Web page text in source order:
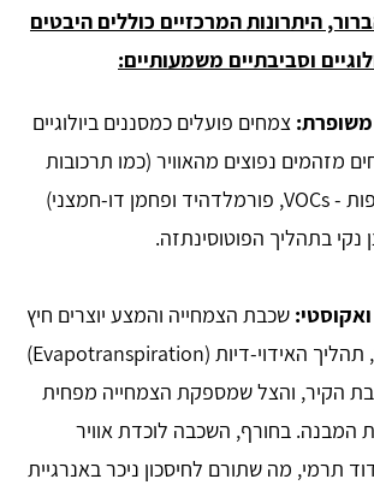
היתרונות המרכזיים כוללים היבטים
וסביבתיים משמעותיים:
משופרת: צמחים פועלים כמסננים ביולוגיים
מזהמים נפוצים מהאוויר (כמו תרכובות
אורגניות נדיפות - VOCs, פורמלדהיד ופחמן דו-חמצני)
נקי בתהליך הפוטוסינתזה.
שכבת הצמחייה והמצע יוצרים חיץ
מבודד. בקיץ, תהליך האידוי-דיות (Evapotranspiration)
הקיר, והצל שמספקת הצמחייה מפחית
בחורף, השכבה לוכדת אוויר
תרמי, מה שתורם לחיסכון ניכר באנרגיית